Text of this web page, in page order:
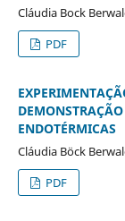
Cláudia Bock
PDF
ENDOTÉRMICAS
Cláudia Böck
PDF